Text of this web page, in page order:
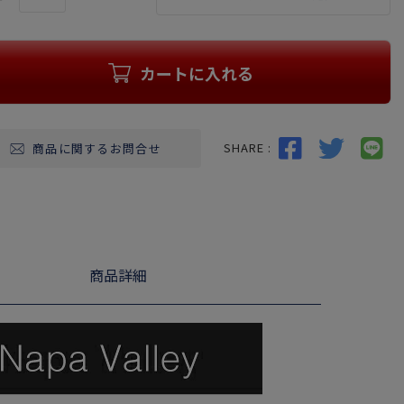
カートに入れる
商品に関するお問合せ SHARE :
商品詳細